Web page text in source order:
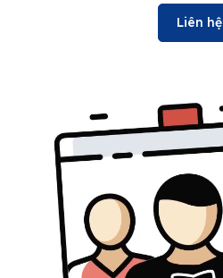
Liên hệ